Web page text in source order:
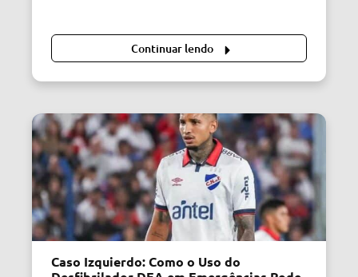
Continuar lendo
Caso Izquierdo: Como o Uso do